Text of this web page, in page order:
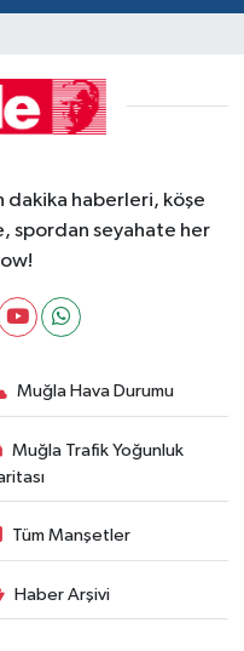
dakika haberleri, köşe
spordan seyahate her
Muğla Hava Durumu
Muğla Trafik Yoğunluk
Tüm Manşetler
Haber Arşivi